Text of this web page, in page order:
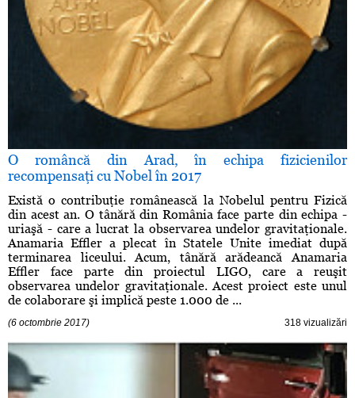
O româncă din Arad, în echipa fizicienilor
recompensaţi cu Nobel în 2017
Există o contribuţie românească la Nobelul pentru Fizică
din acest an. O tânără din România face parte din echipa -
uriaşă - care a lucrat la observarea undelor gravitaţionale.
Anamaria Effler a plecat în Statele Unite imediat după
terminarea liceului. Acum, tânără arădeancă Anamaria
Effler face parte din proiectul LIGO, care a reuşit
observarea undelor gravitaţionale. Acest proiect este unul
de colaborare şi implică peste 1.000 de ...
(6 octombrie 2017) 318 vizualizări